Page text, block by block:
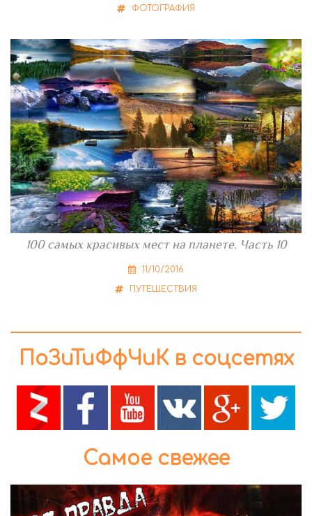
ФОТОГРАФИЯ
100 самых красивых мест на планете. Часть 10
11/10/2016
ПУТЕШЕСТВИЯ
ПоЗиТиФфЧиК в соцсетях
Самое свежее